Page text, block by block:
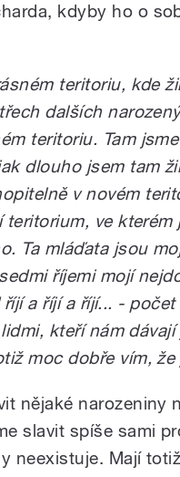
kdyby ho o
teritoriu, kde
dalších
teritoriu. Tam
dlouho jsem tam
v novém
ve kterém
Ta mláďata jsou
říjemi mojí
a říjí a říjí... -
kteří nám
moc dobře vím,
nějaké narozeniny
slavit spíše sami
neexistuje. Mají